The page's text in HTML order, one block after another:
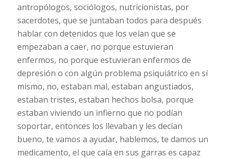
antropólogos, sociólogos, nutricionistas, por
sacerdotes, que se juntaban todos para después
hablar con detenidos que los veían que se
empezaban a caer, no porque estuvieran
enfermos, no porque estuvieran enfermos de
depresión o con algún problema psiquiátrico en sí
mismo, no, estaban mal, estaban angustiados,
estaban tristes, estaban hechos bolsa, porque
estaban viviendo un infierno que no podían
soportar, entonces los llevaban y les decían
bueno, te vamos a ayudar, hablemos, te damos un
medicamento, el que caía en sus garras es capaz